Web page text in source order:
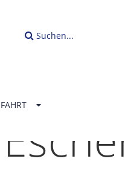
Suchen...